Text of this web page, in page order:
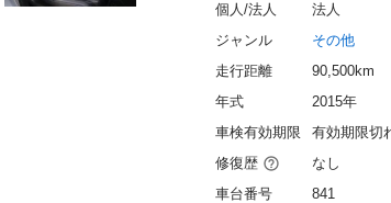
個人/法人
法人
ジャンル
その他
走行距離
90,500km
年式
2015年
車検有効期限
有効期限切
修復歴
なし
車台番号
841